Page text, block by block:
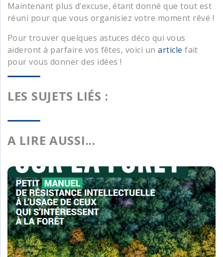
Maintenant plus d’excuse, étant donné que tout est
réuni pour que vous organisiez votre moment rêvé !
Pour trouver quelques astuces déco qui vous
aideront à parfaire vos fêtes, voici unarticle fait
pour vous donner des idées !
LES SUJETS LIÉS :
A LIRE AUSSI...